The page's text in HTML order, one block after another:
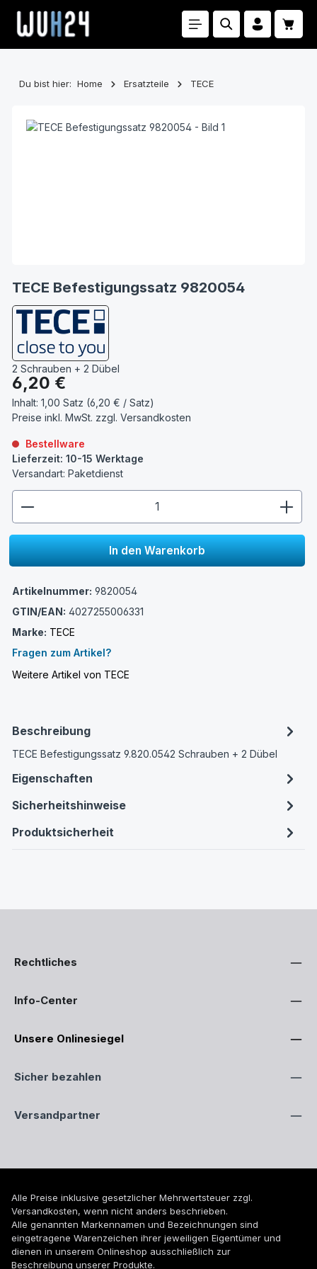
Zum Hauptinhalt springen
Du bist hier: Home Ersatzteile TECE
TECE Befestigungssatz 9820054
2 Schrauben + 2 Dübel
Regulärer Preis:
6,20 €
Inhalt: 1,00 Satz (6,20 € / Satz)
Preise inkl. MwSt. zzgl. Versandkosten
Bestellware
Lieferzeit: 10-15 Werktage
Versandart: Paketdienst
In den Warenkorb
Artikelnummer: 9820054
GTIN/EAN: 4027255006331
Marke: TECE
Fragen zum Artikel?
Weitere Artikel von TECE
Beschreibung
TECE Befestigungssatz 9.820.0542 Schrauben + 2 Dübel
Eigenschaften
Sicherheitshinweise
Produktsicherheit
Rechtliches
Info-Center
Unsere Onlinesiegel
Sicher bezahlen
Versandpartner
Alle Preise inklusive gesetzlicher Mehrwertsteuer zzgl.
Versandkosten, wenn nicht anders beschrieben.
Alle genannten Markennamen und Bezeichnungen sind
eingetragene Warenzeichen ihrer jeweiligen Eigentümer und
dienen in unserem Onlineshop ausschließlich zur
Beschreibung unserer Produkte.